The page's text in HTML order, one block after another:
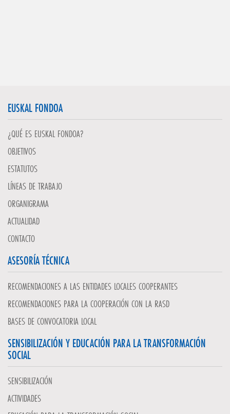
EUSKAL FONDOA
¿QUÉ ES EUSKAL FONDOA?
OBJETIVOS
ESTATUTOS
LÍNEAS DE TRABAJO
ORGANIGRAMA
ACTUALIDAD
CONTACTO
ASESORÍA TÉCNICA
RECOMENDACIONES A LAS ENTIDADES LOCALES COOPERANTES
RECOMENDACIONES PARA LA COOPERACIÓN CON LA RASD
BASES DE CONVOCATORIA LOCAL
SENSIBILIZACIÓN Y EDUCACIÓN PARA LA TRANSFORMACIÓN
SOCIAL
SENSIBILIZACIÓN
ACTIVIDADES